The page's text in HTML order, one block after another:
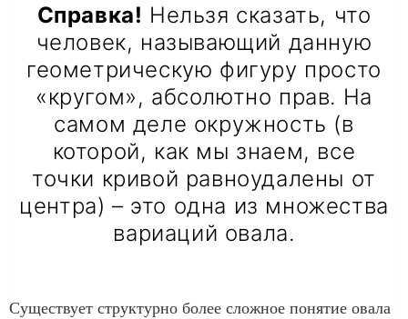
Справка! Нельзя сказать, что
человек, называющий данную
геометрическую фигуру просто
«кругом», абсолютно прав. На
самом деле окружность (в
которой, как мы знаем, все
точки кривой равноудалены от
центра) – это одна из множества
вариаций овала.
Существует структурно более сложное понятие овала